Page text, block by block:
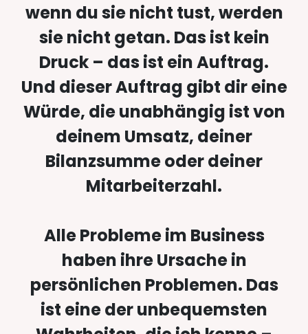
wenn du sie nicht tust, werden
sie nicht getan. Das ist kein
Druck – das ist ein Auftrag.
Und dieser Auftrag gibt dir eine
Würde, die unabhängig ist von
deinem Umsatz, deiner
Bilanzsumme oder deiner
Mitarbeiterzahl.
Alle Probleme im Business
haben ihre Ursache in
persönlichen Problemen. Das
ist eine der unbequemsten